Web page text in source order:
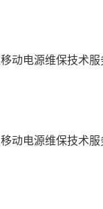
动电源维保技术服
动电源维保技术服